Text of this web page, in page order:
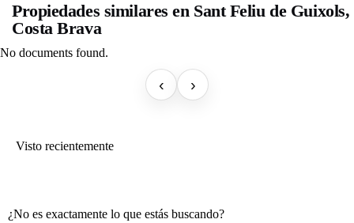
Propiedades similares en Sant Feliu de Guixols,
Costa Brava
No documents found.
‹ ›
Visto recientemente
¿No es exactamente lo que estás buscando?